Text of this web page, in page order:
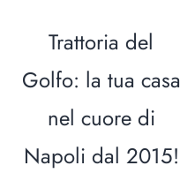
Trattoria del
Golfo: la tua casa
nel cuore di
Napoli dal 2015!